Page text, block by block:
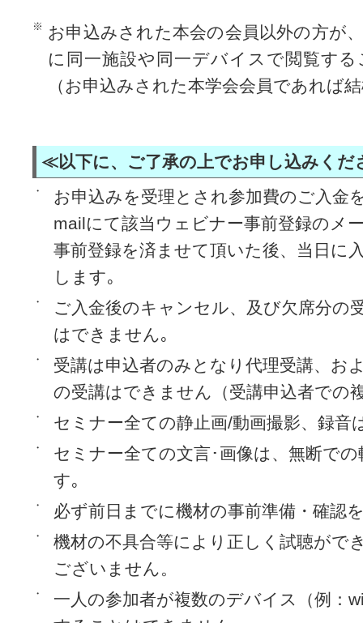
お申込みされた本会の会員以外の方が
に同一施設や同一デバイスで閲覧す
（お申込みされた本学会会員であれば
≪以下に、ご了承の上でお申し込みく
・
お申込みを受理とされ参加費のご入金
mailにて該当ウェビナー事前登録のメ
事前登録を済ませて頂いた後、当日に
します｡
・
ご入金後のキャンセル、及び欠席分の
はできません｡
・
受講は申込者のみとなり代理受講、お
の受講はできません（受講申込者での
・ セミナー全ての静止画/動画撮影、録音
・
セミナー全ての文言･画像は、無断で
す｡
・ 必ず前日までに機材の事前準備・確認
・
機材の不具合等により正しく試聴がで
ございません。
・
一人の参加者が複数のデバイス（例：